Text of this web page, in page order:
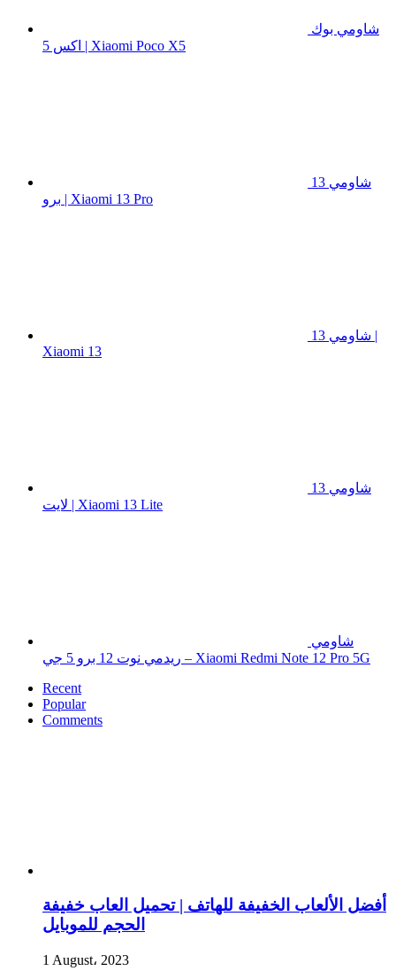
شاومي بوك
اكس 5 | Xiaomi Poco X5
شاومي 13
برو | Xiaomi 13 Pro
شاومي 13 |
Xiaomi 13
شاومي 13
لايت | Xiaomi 13 Lite
شاومي
ريدمي نوت 12 برو 5 جي – Xiaomi Redmi Note 12 Pro 5G
Recent
Popular
Comments
أفضل الألعاب الخفيفة للهاتف | تحميل العاب خفيفة
الحجم للموبايل
1 August، 2023